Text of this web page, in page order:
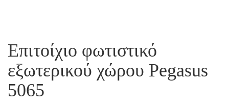
Επιτοίχιο φωτιστικό
εξωτερικού χώρου Pegasus
5065